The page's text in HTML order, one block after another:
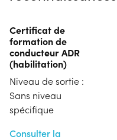
Certificat de
formation de
conducteur ADR
(habilitation)
Niveau de sortie :
Sans niveau
spécifique
Consulter la